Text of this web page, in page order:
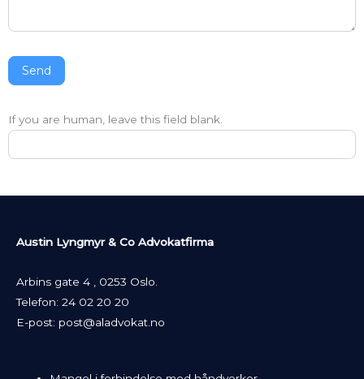
Send
If you are human, leave this field blank.
Austin Lyngmyr & Co Advokatfirma
Arbins gate 4 , 0253 Oslo.
Telefon: 24 02 20 20
E-post: post@aladvokat.no